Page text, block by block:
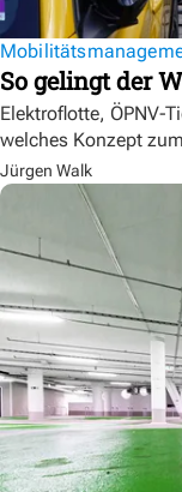
So gelingt der
Elektroflotte, ÖPNV-
welches Konzept
Jürgen Walk